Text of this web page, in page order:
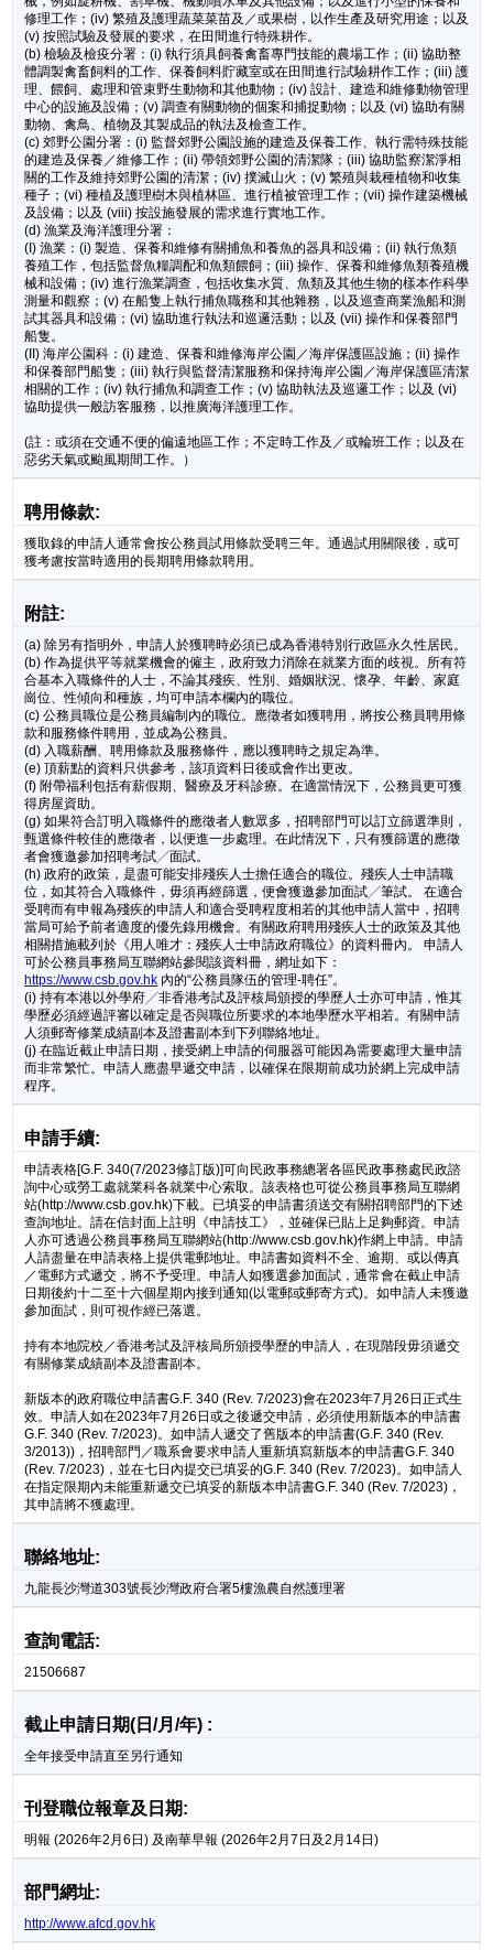
修理工作；(iv) 繁殖及護理蔬菜菜苗及／或果樹，以作生產及研究用途；以及
(v) 按照試驗及發展的要求，在田間進行特殊耕作。
(b) 檢驗及檢疫分署：(i) 執行須具飼養禽畜專門技能的農場工作；(ii) 協助整
體調製禽畜飼料的工作、保養飼料貯藏室或在田間進行試驗耕作工作；(iii) 護
理、餵飼、處理和管束野生動物和其他動物；(iv) 設計、建造和維修動物管理
中心的設施及設備；(v) 調查有關動物的個案和捕捉動物；以及 (vi) 協助有關
動物、禽鳥、植物及其製成品的執法及檢查工作。
(c) 郊野公園分署：(i) 監督郊野公園設施的建造及保養工作、執行需特殊技能
的建造及保養／維修工作；(ii) 帶領郊野公園的清潔隊；(iii) 協助監察潔淨相
關的工作及維持郊野公園的清潔；(iv) 撲滅山火；(v) 繁殖與栽種植物和收集
種子；(vi) 種植及護理樹木與植林區、進行植被管理工作；(vii) 操作建築機械
及設備；以及 (viii) 按設施發展的需求進行實地工作。
(d) 漁業及海洋護理分署：
(I) 漁業：(i) 製造、保養和維修有關捕魚和養魚的器具和設備；(ii) 執行魚類
養殖工作，包括監督魚糧調配和魚類餵飼；(iii) 操作、保養和維修魚類養殖機
械和設備；(iv) 進行漁業調查，包括收集水質、魚類及其他生物的樣本作科學
測量和觀察；(v) 在船隻上執行捕魚職務和其他雜務，以及巡查商業漁船和測
試其器具和設備；(vi) 協助進行執法和巡邏活動；以及 (vii) 操作和保養部門
船隻。
(II) 海岸公園科：(i) 建造、保養和維修海岸公園／海岸保護區設施；(ii) 操作
和保養部門船隻；(iii) 執行與監督清潔服務和保持海岸公園／海岸保護區清潔
相關的工作；(iv) 執行捕魚和調查工作；(v) 協助執法及巡邏工作；以及 (vi)
協助提供一般訪客服務，以推廣海洋護理工作。
(註：或須在交通不便的偏遠地區工作；不定時工作及／或輪班工作；以及在
惡劣天氣或颱風期間工作。）
聘用條款:
獲取錄的申請人通常會按公務員試用條款受聘三年。通過試用關限後，或可
獲考慮按當時適用的長期聘用條款聘用。
附註:
(a) 除另有指明外，申請人於獲聘時必須已成為香港特別行政區永久性居民。
(b) 作為提供平等就業機會的僱主，政府致力消除在就業方面的歧視。所有符
合基本入職條件的人士，不論其殘疾、性別、婚姻狀況、懷孕、年齡、家庭
崗位、性傾向和種族，均可申請本欄內的職位。
(c) 公務員職位是公務員編制內的職位。應徵者如獲聘用，將按公務員聘用條
款和服務條件聘用，並成為公務員。
(d) 入職薪酬、聘用條款及服務條件，應以獲聘時之規定為準。
(e) 頂薪點的資料只供參考，該項資料日後或會作出更改。
(f) 附帶福利包括有薪假期、醫療及牙科診療。在適當情況下，公務員更可獲
得房屋資助。
(g) 如果符合訂明入職條件的應徵者人數眾多，招聘部門可以訂立篩選準則，
甄選條件較佳的應徵者，以便進一步處理。在此情況下，只有獲篩選的應徵
者會獲邀參加招聘考試╱面試。
(h) 政府的政策，是盡可能安排殘疾人士擔任適合的職位。殘疾人士申請職
位，如其符合入職條件，毋須再經篩選，便會獲邀參加面試╱筆試。 在適合
受聘而有申報為殘疾的申請人和適合受聘程度相若的其他申請人當中，招聘
當局可給予前者適度的優先錄用機會。有關政府聘用殘疾人士的政策及其他
相關措施載列於《用人唯才：殘疾人士申請政府職位》的資料冊內。 申請人
可於公務員事務局互聯網站參閱該資料冊，網址如下：
https://www.csb.gov.hk 內的“公務員隊伍的管理-聘任”。
(i) 持有本港以外學府╱非香港考試及評核局頒授的學歷人士亦可申請，惟其
學歷必須經過評審以確定是否與職位所要求的本地學歷水平相若。有關申請
人須郵寄修業成績副本及證書副本到下列聯絡地址。
(j) 在臨近截止申請日期，接受網上申請的伺服器可能因為需要處理大量申請
而非常繁忙。申請人應盡早遞交申請，以確保在限期前成功於網上完成申請
程序。
申請手續:
申請表格[G.F. 340(7/2023修訂版)]可向民政事務總署各區民政事務處民政諮
詢中心或勞工處就業科各就業中心索取。該表格也可從公務員事務局互聯網
站(http://www.csb.gov.hk)下載。已填妥的申請書須送交有關招聘部門的下述
查詢地址。請在信封面上註明《申請技工》，並確保已貼上足夠郵資。申請
人亦可透過公務員事務局互聯網站(http://www.csb.gov.hk)作網上申請。申請
人請盡量在申請表格上提供電郵地址。申請書如資料不全、逾期、或以傳真
／電郵方式遞交，將不予受理。申請人如獲選參加面試，通常會在截止申請
日期後約十二至十六個星期內接到通知(以電郵或郵寄方式)。如申請人未獲邀
參加面試，則可視作經已落選。
持有本地院校／香港考試及評核局所頒授學歷的申請人，在現階段毋須遞交
有關修業成績副本及證書副本。
新版本的政府職位申請書G.F. 340 (Rev. 7/2023)會在2023年7月26日正式生
效。申請人如在2023年7月26日或之後遞交申請，必須使用新版本的申請書
G.F. 340 (Rev. 7/2023)。如申請人遞交了舊版本的申請書(G.F. 340 (Rev.
3/2013))，招聘部門／職系會要求申請人重新填寫新版本的申請書G.F. 340
(Rev. 7/2023)，並在七日內提交已填妥的G.F. 340 (Rev. 7/2023)。如申請人
在指定限期內未能重新遞交已填妥的新版本申請書G.F. 340 (Rev. 7/2023)，
其申請將不獲處理。
聯絡地址:
九龍長沙灣道303號長沙灣政府合署5樓漁農自然護理署
查詢電話:
21506687
截止申請日期(日/月/年) :
全年接受申請直至另行通知
刊登職位報章及日期:
明報 (2026年2月6日) 及南華早報 (2026年2月7日及2月14日)
部門網址:
http://www.afcd.gov.hk